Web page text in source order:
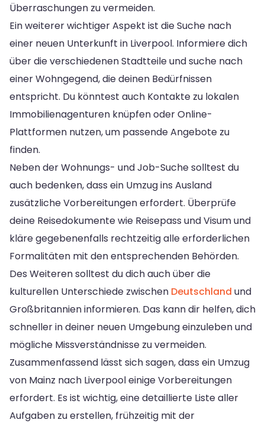
Überraschungen zu vermeiden.
Ein weiterer wichtiger Aspekt ist die Suche nach
einer neuen Unterkunft in Liverpool. Informiere dich
über die verschiedenen Stadtteile und suche nach
einer Wohngegend, die deinen Bedürfnissen
entspricht. Du könntest auch Kontakte zu lokalen
Immobilienagenturen knüpfen oder Online-
Plattformen nutzen, um passende Angebote zu
finden.
Neben der Wohnungs- und Job-Suche solltest du
auch bedenken, dass ein Umzug ins Ausland
zusätzliche Vorbereitungen erfordert. Überprüfe
deine Reisedokumente wie Reisepass und Visum und
kläre gegebenenfalls rechtzeitig alle erforderlichen
Formalitäten mit den entsprechenden Behörden.
Des Weiteren solltest du dich auch über die
kulturellen Unterschiede zwischen Deutschland und
Großbritannien informieren. Das kann dir helfen, dich
schneller in deiner neuen Umgebung einzuleben und
mögliche Missverständnisse zu vermeiden.
Zusammenfassend lässt sich sagen, dass ein Umzug
von Mainz nach Liverpool einige Vorbereitungen
erfordert. Es ist wichtig, eine detaillierte Liste aller
Aufgaben zu erstellen, frühzeitig mit der